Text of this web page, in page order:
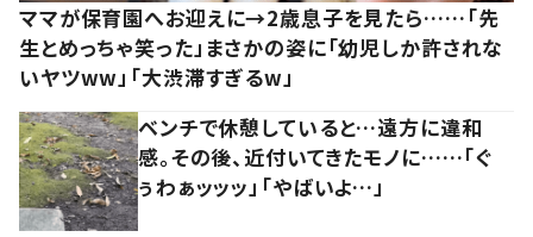
ママが保育園へお迎えに→2歳息子を見たら……「先
生とめっちゃ笑った」まさかの姿に「幼児しか許されな
いヤツww」「大渋滞すぎるw」
ベンチで休憩していると…遠方に違和
感。その後、近付いてきたモノに……「ぐ
ぅわぁッッッ」「やばいよ…」